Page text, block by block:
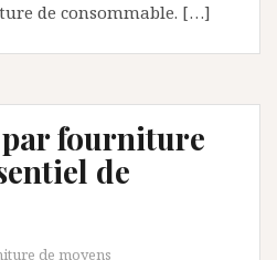
de consommable. […]
fourniture
de
de moyens